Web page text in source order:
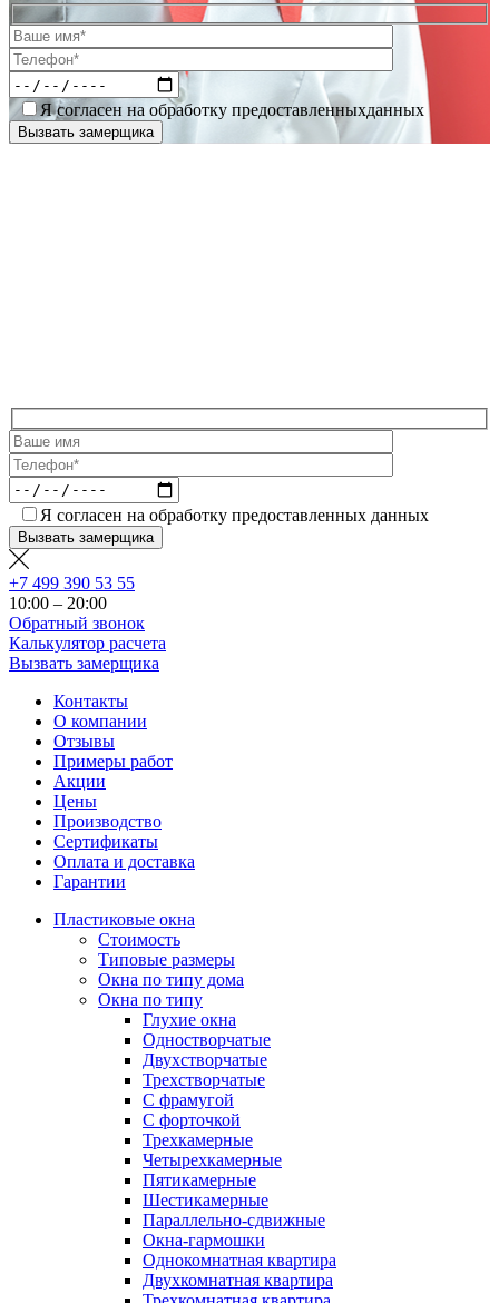
Я согласен на обработку предоставленныхданных
Я согласен на обработку предоставленных данных
+7 499 390 53 55
10:00 – 20:00
Обратный звонок
Калькулятор расчета
Вызвать замерщика
Контакты
О компании
Отзывы
Примеры работ
Акции
Цены
Производство
Сертификаты
Оплата и доставка
Гарантии
Пластиковые окна
Стоимость
Типовые размеры
Окна по типу дома
Окна по типу
Глухие окна
Одностворчатые
Двухстворчатые
Трехстворчатые
С фрамугой
С форточкой
Трехкамерные
Четырехкамерные
Пятикамерные
Шестикамерные
Параллельно-сдвижные
Окна-гармошки
Однокомнатная квартира
Двухкомнатная квартира